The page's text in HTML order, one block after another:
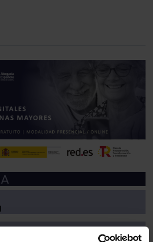
derechos digitales: especial mención